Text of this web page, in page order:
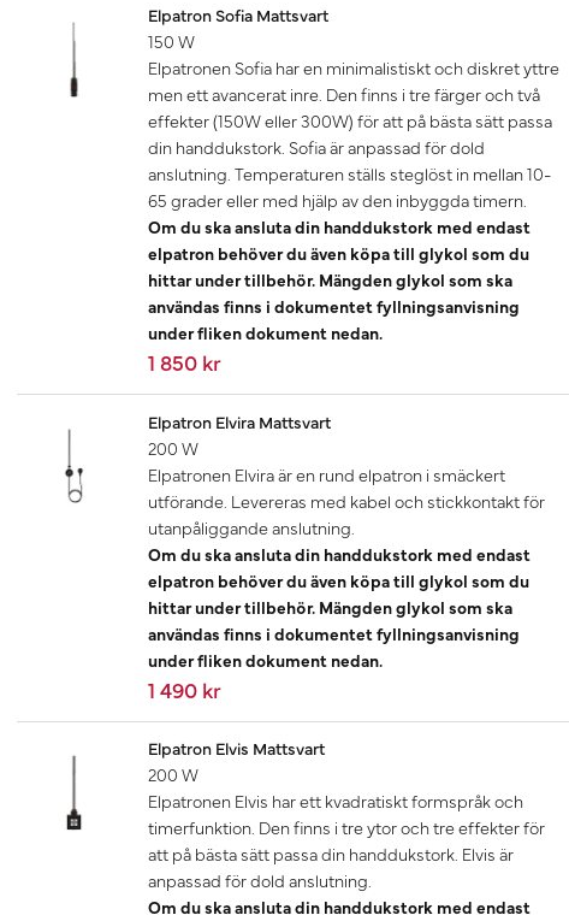
Elpatron Sofia Mattsvart
150 W
Elpatronen Sofia har en minimalistiskt och diskret yttre
men ett avancerat inre. Den finns i tre färger och två
effekter (150W eller 300W) för att på bästa sätt passa
din handdukstork. Sofia är anpassad för dold
anslutning. Temperaturen ställs steglöst in mellan 10-
65 grader eller med hjälp av den inbyggda timern.
Om du ska ansluta din handdukstork med endast
elpatron behöver du även köpa till glykol som du
hittar under tillbehör. Mängden glykol som ska
användas finns i dokumentet fyllningsanvisning
under fliken dokument nedan.
1 850 kr
Elpatron Elvira Mattsvart
200 W
Elpatronen Elvira är en rund elpatron i smäckert
utförande. Levereras med kabel och stickkontakt för
utanpåliggande anslutning.
Om du ska ansluta din handdukstork med endast
elpatron behöver du även köpa till glykol som du
hittar under tillbehör. Mängden glykol som ska
användas finns i dokumentet fyllningsanvisning
under fliken dokument nedan.
1 490 kr
Elpatron Elvis Mattsvart
200 W
Elpatronen Elvis har ett kvadratiskt formspråk och
timerfunktion. Den finns i tre ytor och tre effekter för
att på bästa sätt passa din handdukstork. Elvis är
anpassad för dold anslutning.
Om du ska ansluta din handdukstork med endast